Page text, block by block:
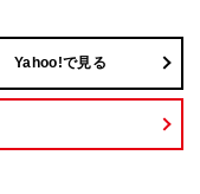
Yahoo!で見る